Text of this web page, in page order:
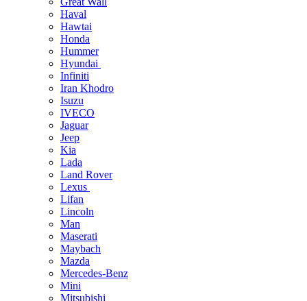
Haval
Hawtai
Honda
Hummer
Hyundai
Infiniti
Iran Khodro
Isuzu
IVECO
Jaguar
Jeep
Kia
Lada
Land Rover
Lexus
Lifan
Lincoln
Man
Maserati
Maybach
Mazda
Mercedes-Benz
Mini
Mitsubishi